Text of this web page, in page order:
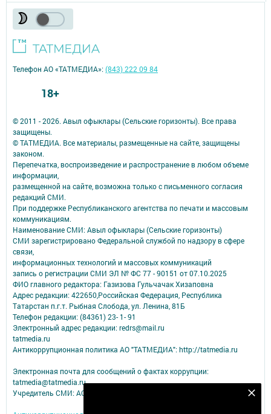
© 2011 - 2026. Авыл офыклары (Сельские горизонты). Все права
защищены.
© ТАТМЕДИА. Все материалы, размещенные на сайте, защищены
законом.
Перепечатка, воспроизведение и распространение в любом объеме
информации,
размещенной на сайте, возможна только с письменного согласия
редакций СМИ.
При поддержке Республиканского агентства по печати и массовым
коммуникациям.
Наименование СМИ: Авыл офыклары (Сельские горизонты)
СМИ зарегистрировано Федеральной службой по надзору в сфере
связи,
информационных технологий и массовых коммуникаций
запись о регистрации СМИ ЭЛ № ФС 77 - 90151 от 07.10.2025
ФИО главного редактора: Газизова Гульчачак Хизаповна
Адрес редакции: 422650,Российская Федерация, Республика
Татарстан п.г.т. Рыбная Слобода, ул. Ленина, 81Б
Телефон редакции: (84361) 23- 1- 91
Электронный адрес редакции: redrs@mail.ru
tatmedia.ru
Антикоррупционная политика АО "ТАТМЕДИА": http://tatmedia.ru
Электронная почта для сообщений о фактах коррупции:
tatmedia@tatmedia.ru
Учредитель СМИ: АО «ТАТМЕДИА»
Телефон АО «ТАТМЕДИА»:(843) 222 09 84
18+